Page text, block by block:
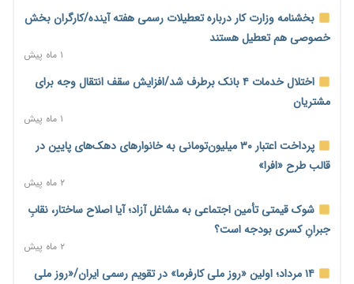
احتمال اختلال ۲۴ ساعته در سامانه‌های تأمین اجتماعی
۲ روز پیش
آغاز اجرای پایلوت «ردا کارت» برای دانشجویان تحصیلات تکمیلی
محدودیت تازه برای شبکه بانکی؛ افزایش سپرده قانونی با هدف
کنترل تورم
ترمز تولید خودرو کشیده شد؛ افت ۲۵ درصدی تیراژ ایران‌خودرو،
سایپا و پارس‌خودرو
بخشنامه وزارت کار درباره تعطیلات رسمی هفته آینده/کارگران بخش
خصوصی هم تعطیل هستند
۱ ماه پیش
اختلال خدمات ۴ بانک برطرف شد/افزایش سقف انتقال وجه برای
مشتریان
۱ ماه پیش
پرداخت اعتبار ۳۰ میلیون‌تومانی به خانوارهای دهک‌های پایین در
قالب طرح «افرا»
۲ ماه پیش
شوک قیمتی تأمین اجتماعی به مشاغل آزاد؛ آیا اصلاح ساختار، نقابِ
جبرانِ کسری بودجه است؟
۲ ماه پیش
۱۴ مرداد؛ اولین «روز ملی کارفرما» در تقویم رسمی ایران/«روز ملی